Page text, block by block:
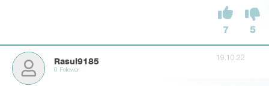
7 5
Rasul9185
0 Follower
19.10.22